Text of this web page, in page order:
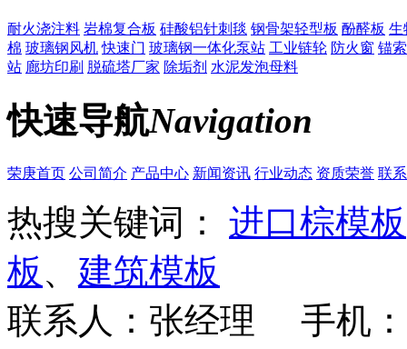
耐火浇注料 岩棉复合板 硅酸铝针刺毯 钢骨架轻型板 酚醛板 生
棉 玻璃钢风机 快速门 玻璃钢一体化泵站 工业链轮 防火窗 锚索
站 廊坊印刷 脱硫塔厂家 除垢剂 水泥发泡母料
快速导航Navigation
荣庚首页 公司简介 产品中心 新闻资讯 行业动态 资质荣誉 联
热搜关键词： 进口棕模板
板 、 建筑模板
联系人：张经理 手机